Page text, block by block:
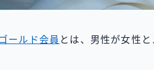
ールド会員 とは、男性が女性